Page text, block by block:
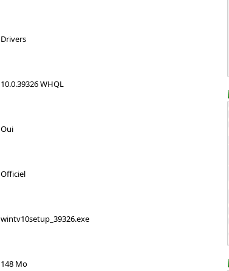
Drivers
10.0.39326 WHQL
Oui
Officiel
wintv10setup_39326.exe
148 Mo